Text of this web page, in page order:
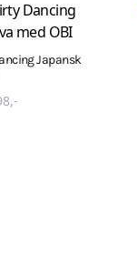
Japansk
,-